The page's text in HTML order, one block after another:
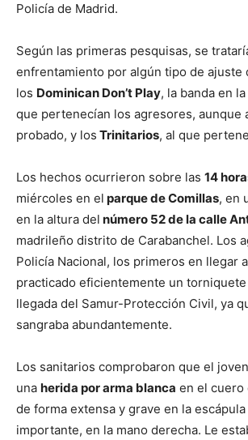
Policía de Madrid.
Según las primeras pesquisas, se
enfrentamiento por algún tipo de ajuste
los Dominican Don’t Play, la banda en
que pertenecían los agresores, aunque
probado, y los Trinitarios, al que
Los hechos ocurrieron sobre las 14
miércoles en el parque de Comillas, en
en la altura del número 52 de la calle
madrileño distrito de Carabanchel. Los
Policía Nacional, los primeros en llegar
practicado eficientemente un
llegada del Samur-Protección Civil, ya
sangraba abundantemente.
Los sanitarios comprobaron que el
una herida por arma blanca en el cuero
de forma extensa y grave en la
importante, en la mano derecha. Le